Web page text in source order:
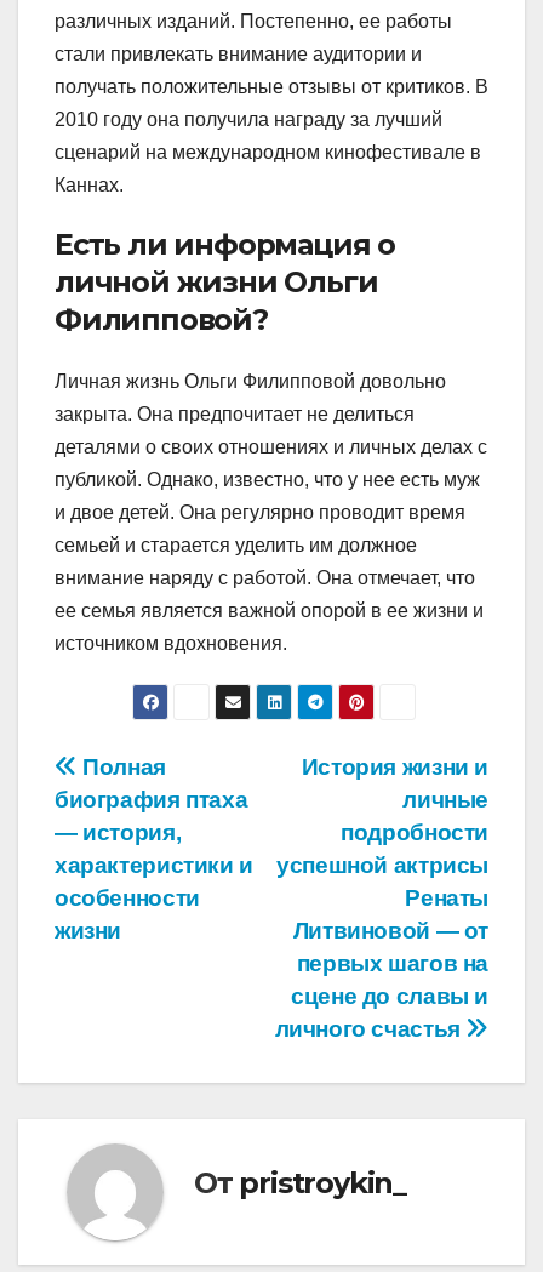
различных изданий. Постепенно, ее работы
стали привлекать внимание аудитории и
получать положительные отзывы от критиков. В
2010 году она получила награду за лучший
сценарий на международном кинофестивале в
Каннах.
Есть ли информация о
личной жизни Ольги
Филипповой?
Личная жизнь Ольги Филипповой довольно
закрыта. Она предпочитает не делиться
деталями о своих отношениях и личных делах с
публикой. Однако, известно, что у нее есть муж
и двое детей. Она регулярно проводит время
семьей и старается уделить им должное
внимание наряду с работой. Она отмечает, что
ее семья является важной опорой в ее жизни и
источником вдохновения.
Навигация
по
записям
История жизни и
личные
подробности
успешной актрисы
Ренаты
Литвиновой — от
первых шагов на
сцене до славы и
личного счастья
Полная
биография птаха
— история,
характеристики и
особенности
жизни
От pristroykin_